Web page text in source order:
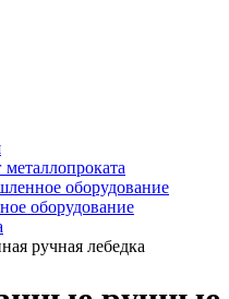
металлопроката
оборудование
оборудование
ручная лебедка